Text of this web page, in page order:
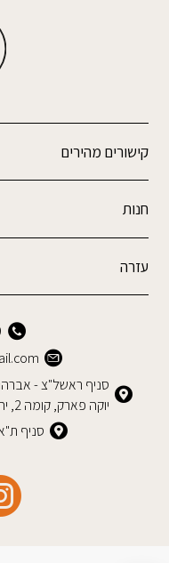
קישורים מהירים
חנות
עזרה
יוקה פארק, קומה 2, יחידה C202 (מול איקאה)
סניף ת"א -